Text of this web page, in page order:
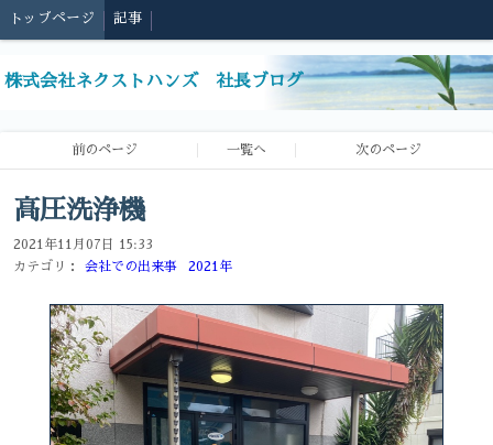
トップページ 記事
株式会社ネクストハンズ 社長ブログ
前のページ 一覧へ 次のページ
高圧洗浄機
2021年11月07日 15:33
カテゴリ：
会社での出来事 2021年